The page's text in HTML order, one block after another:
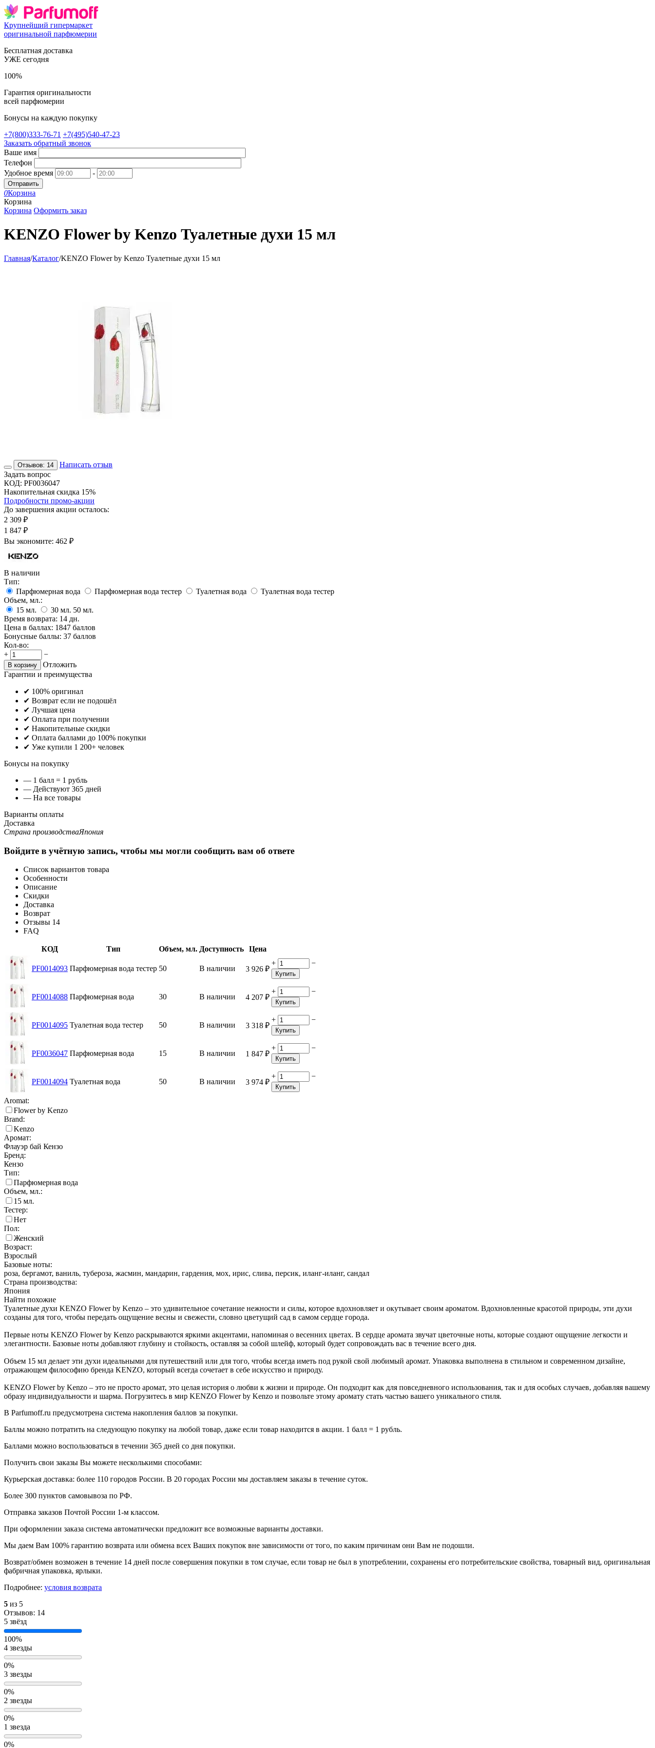
Крупнейший гипермаркет
оригинальной парфюмерии
Бесплатная доставка
УЖЕ сегодня
100%
Гарантия оригинальности
всей парфюмерии
Бонусы на каждую покупку
+7(800)333-76-71 +7(495)540-47-23
Заказать обратный звонок
Ваше имя
Телефон
Удобное время
-
Отправить
0Корзина
Корзина
Корзина Оформить заказ
KENZO Flower by Kenzo Туалетные духи 15 мл
Главная/Каталог/KENZO Flower by Kenzo Туалетные духи 15 мл
Отзывов: 14
Написать отзыв
Задать вопрос
КОД: PF0036047
Накопительная скидка 15%
Подробности промо-акции
До завершения акции осталось:
2 309 ₽
1 847 ₽
Вы экономите: 462 ₽
В наличии
Тип:
Парфюмерная вода
Парфюмерная вода тестер Туалетная вода
Туалетная вода тестер
Объем, мл.:
15 мл. 30 мл. 50 мл.
Время возврата: 14 дн.
Цена в баллах: 1847 баллов
Бонусные баллы: 37 баллов
Кол-во:
+
−
В корзину
Отложить
Гарантии и преимущества
✔ 100% оригинал
✔ Возврат если не подошёл
✔ Лучшая цена
✔ Оплата при получении
✔ Накопительные скидки
✔ Оплата баллами до 100% покупки
✔ Уже купили 1 200+ человек
Бонусы на покупку
— 1 балл = 1 рубль
— Действуют 365 дней
— На все товары
Варианты оплаты
Доставка
Страна производстваЯпония
Войдите в учётную запись, чтобы мы могли сообщить вам об ответе
Список вариантов товара
Особенности
Описание
Скидки
Доставка
Возврат
Отзывы 14
FAQ
КОД Тип Объем, мл. Доступность Цена
PF0014093 Парфюмерная вода тестер 50 В наличии 3 926 ₽
+ −
Купить
PF0014088 Парфюмерная вода 30 В наличии 4 207 ₽
+ −
Купить
PF0014095 Туалетная вода тестер 50 В наличии 3 318 ₽
+ −
Купить
PF0036047 Парфюмерная вода 15 В наличии 1 847 ₽
+ −
Купить
PF0014094 Туалетная вода 50 В наличии 3 974 ₽
+ −
Купить
Aromat:
Flower by Kenzo
Brand:
Kenzo
Аромат:
Флауэр бай Кензо
Бренд:
Кензо
Тип:
Парфюмерная вода
Объем, мл.:
15 мл.
Тестер:
Нет
Пол:
Женский
Возраст:
Взрослый
Базовые ноты:
роза, бергамот, ваниль, тубероза, жасмин, мандарин, гардения, мох, ирис, слива, персик, иланг-иланг, сандал
Страна производства:
Япония
Найти похожие
Туалетные духи KENZO Flower by Kenzo – это удивительное сочетание нежности и силы, которое вдохновляет и окутывает своим ароматом. Вдохновленные красотой природы, эти духи
созданы для того, чтобы передать ощущение весны и свежести, словно цветущий сад в самом сердце города.
Первые ноты KENZO Flower by Kenzo раскрываются яркими акцентами, напоминая о весенних цветах. В сердце аромата звучат цветочные ноты, которые создают ощущение легкости и
элегантности. Базовые ноты добавляют глубину и стойкость, оставляя за собой шлейф, который будет сопровождать вас в течение всего дня.
Объем 15 мл делает эти духи идеальными для путешествий или для того, чтобы всегда иметь под рукой свой любимый аромат. Упаковка выполнена в стильном и современном дизайне,
отражающем философию бренда KENZO, который всегда сочетает в себе искусство и природу.
KENZO Flower by Kenzo – это не просто аромат, это целая история о любви к жизни и природе. Он подходит как для повседневного использования, так и для особых случаев, добавляя вашему
образу индивидуальности и шарма. Погрузитесь в мир KENZO Flower by Kenzo и позвольте этому аромату стать частью вашего уникального стиля.
В Parfumoff.ru предусмотрена система накопления баллов за покупки.
Баллы можно потратить на следующую покупку на любой товар, даже если товар находится в акции. 1 балл = 1 рубль.
Баллами можно воспользоваться в течении 365 дней со дня покупки.
Получить свои заказы Вы можете несколькими способами:
Курьерская доставка: более 110 городов России. В 20 городах России мы доставляем заказы в течение суток.
Более 300 пунктов самовывоза по РФ.
Отправка заказов Почтой России 1-м классом.
При оформлении заказа система автоматически предложит все возможные варианты доставки.
Мы даем Вам 100% гарантию возврата или обмена всех Ваших покупок вне зависимости от того, по каким причинам они Вам не подошли.
Возврат/обмен возможен в течение 14 дней после совершения покупки в том случае, если товар не был в употреблении, сохранены его потребительские свойства, товарный вид, оригинальная
фабричная упаковка, ярлыки.
Подробнее: условия возврата
5 из 5
Отзывов: 14
5 звёзд
100%
4 звезды
0%
3 звезды
0%
2 звезды
0%
1 звезда
0%